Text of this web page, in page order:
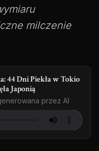
milczenie
44 Dni Piekła w Tokio
Japonią
przez AI